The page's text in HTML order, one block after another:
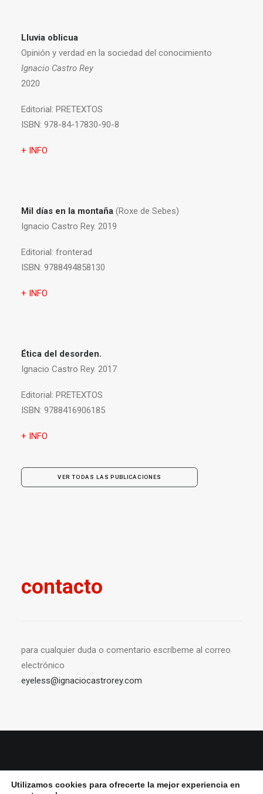
Lluvia oblicua
Opinión y verdad en la sociedad del conocimiento
Ignacio Castro Rey
2020
Editorial: PRETEXTOS
ISBN: 978-84-17830-90-8
+ INFO
Mil días en la montaña (Roxe de Sebes)
Ignacio Castro Rey. 2019
Editorial: fronterad
ISBN: 9788494858130
+ INFO
Ética del desorden.
Ignacio Castro Rey. 2017
Editorial: PRETEXTOS
ISBN: 9788416906185
+ INFO
VER TODAS LAS PUBLICACIONES
contacto
para cualquier duda o comentario escríbeme al correo
electrónico
eyeless@ignaciocastrorey.com
privacidadǀPolítica de cookies
Utilizamos cookies para ofrecerte la mejor experiencia en